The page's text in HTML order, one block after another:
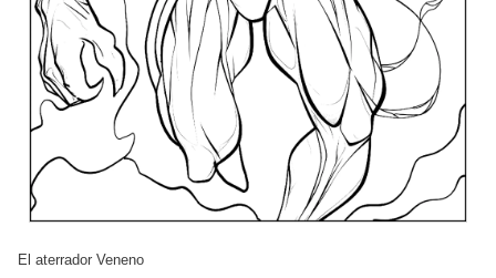
El aterrador Veneno